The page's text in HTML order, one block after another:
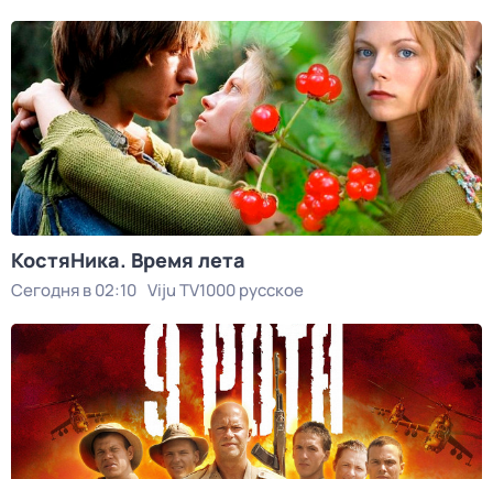
КостяНика. Время лета
Сегодня в 02:10 Viju TV1000 русское